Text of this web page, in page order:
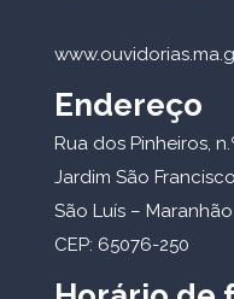
Endereço
Rua dos Pinheiros,
Jardim São Francisco
São Luís – Maranhão
CEP: 65076-250